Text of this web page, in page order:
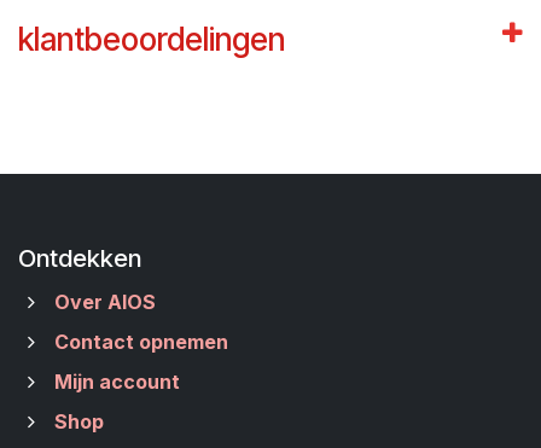
klantbeoordelingen
Ontdekken
Over AIOS
Contact opnemen
Mijn account
Shop